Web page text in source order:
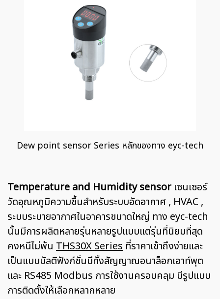
Dew point sensor Series หลักของทาง eyc-tech
Temperature and Humidity sensor เซนเซอร์
วัดอุณหภูมิความชื้นสำหรับระบบอัดอากาศ , HVAC ,
ระบบระบายอากาศในอาคารขนาดใหญ่ ทาง eyc-tech
นั้นมีการผลิตหลายรุ่นหลายรูปแบบแต่รุ่นที่นิยมที่สุด
คงหนีไม่พ้น THS30X Series ที่ราคาเข้าถึงง่ายและ
เป็นแบบมัลติฟังก์ชั่นมีทั้งสัญญาณอนาล็อกเอาท์พุต
และ RS485 Modbus การใช้งานครอบคลุม มีรูปแบบ
การติดตั้งให้เลือกหลากหลาย